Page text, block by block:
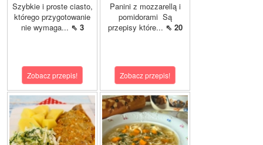
Szybkie i proste ciasto,
którego przygotowanie
nie wymaga... ⇖ 3
Zobacz przepis!
Panini z mozzarellą i
pomidorami Są
przepisy które... ⇖ 20
Zobacz przepis!